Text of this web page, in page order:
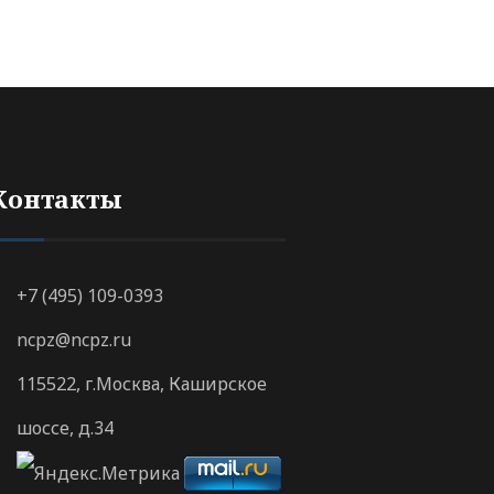
+7 (495) 109-0393
ncpz@ncpz.ru
115522, г.Москва, Каширское
шоссе, д.34